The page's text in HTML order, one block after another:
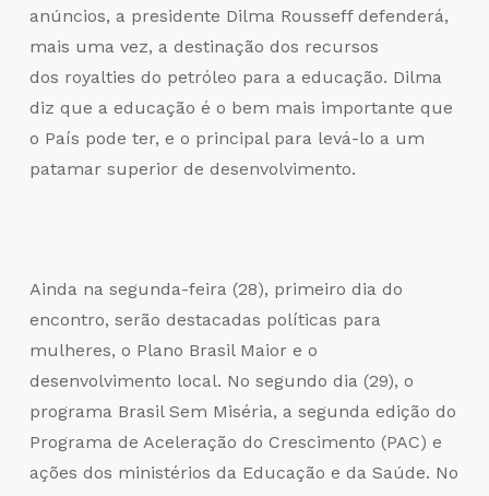
anúncios, a presidente Dilma Rousseff defenderá,
mais uma vez, a destinação dos recursos
dos royalties do petróleo para a educação. Dilma
diz que a educação é o bem mais importante que
o País pode ter, e o principal para levá-lo a um
patamar superior de desenvolvimento.
Ainda na segunda-feira (28), primeiro dia do
encontro, serão destacadas políticas para
mulheres, o Plano Brasil Maior e o
desenvolvimento local. No segundo dia (29), o
programa Brasil Sem Miséria, a segunda edição do
Programa de Aceleração do Crescimento (PAC) e
ações dos ministérios da Educação e da Saúde. No